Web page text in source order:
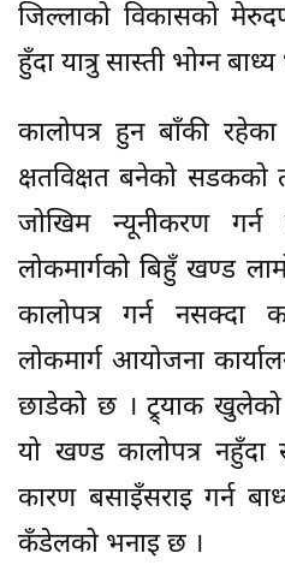
जिल्लाको विकासको
हुँदा यात्रु सास्ती भोग्न
कालोपत्र हुन बाँकी
क्षतविक्षत बनेको सडकको
जोखिम न्यूनीकरण
लोकमार्गको बिहुँ खण्ड
कालोपत्र गर्न नसक्दा
लोकमार्ग आयोजना
छाडेको छ । ट्र्याक खुलेको
यो खण्ड कालोपत्र नहुँदा
कारण बसाइँसराइ गर्न
कँडेलको भनाइ छ ।